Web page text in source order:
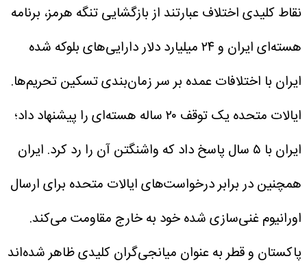
نقاط کلیدی اختلاف عبارتند از بازگشایی تنگه هرمز، برنامه
هسته‌ای ایران و ۲۴ میلیارد دلار دارایی‌های بلوکه شده
ایران با اختلافات عمده بر سر زمان‌بندی تسکین تحریم‌ها.
ایالات متحده یک توقف ۲۰ ساله هسته‌ای را پیشنهاد داد؛
ایران با ۵ سال پاسخ داد که واشنگتن آن را رد کرد. ایران
همچنین در برابر درخواست‌های ایالات متحده برای ارسال
اورانیوم غنی‌سازی شده خود به خارج مقاومت می‌کند.
پاکستان و قطر به عنوان میانجی‌گران کلیدی ظاهر شده‌اند